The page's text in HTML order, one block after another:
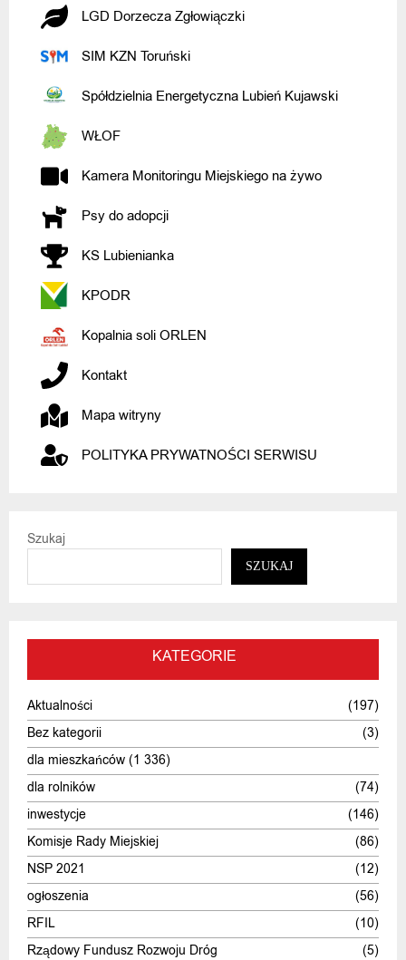
LGD Dorzecza Zgłowiączki
SIM KZN Toruński
Spółdzielnia Energetyczna Lubień Kujawski
WŁOF
Kamera Monitoringu Miejskiego na żywo
Psy do adopcji
KS Lubienianka
KPODR
Kopalnia soli ORLEN
Kontakt
Mapa witryny
POLITYKA PRYWATNOŚCI SERWISU
Szukaj
SZUKAJ
KATEGORIE
Aktualności
(197)
Bez kategorii
(3)
dla mieszkańców (1 336)
dla rolników
(74)
inwestycje
(146)
Komisje Rady Miejskiej
(86)
NSP 2021
(12)
ogłoszenia
(56)
RFIL
(10)
Rządowy Fundusz Rozwoju Dróg
(5)